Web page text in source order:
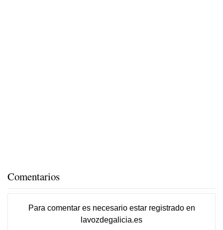
Comentarios
Para comentar es necesario estar registradoen
lavozdegalicia.es